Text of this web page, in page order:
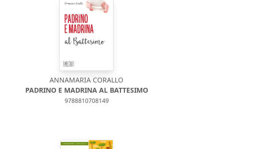
ANNAMARIA CORALLO
PADRINO E MADRINA AL BATTESIMO
9788810708149